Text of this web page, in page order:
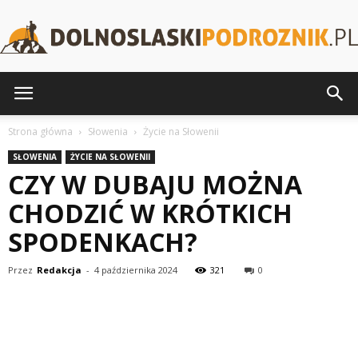
Strona główna Słowenia Życie na Słowenii
SŁOWENIA ŻYCIE NA SŁOWENII
CZY W DUBAJU MOŻNA
CHODZIĆ W KRÓTKICH
SPODENKACH?
Przez Redakcja - 4 października 2024 321 0